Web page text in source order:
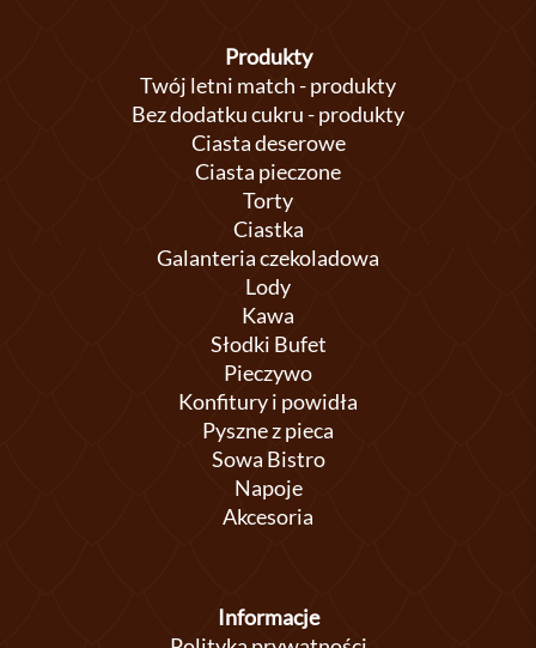
Produkty
Twój letni match - produkty
Bez dodatku cukru - produkty
Ciasta deserowe
Ciasta pieczone
Torty
Ciastka
Galanteria czekoladowa
Lody
Kawa
Słodki Bufet
Pieczywo
Konfitury i powidła
Pyszne z pieca
Sowa Bistro
Napoje
Akcesoria
Informacje